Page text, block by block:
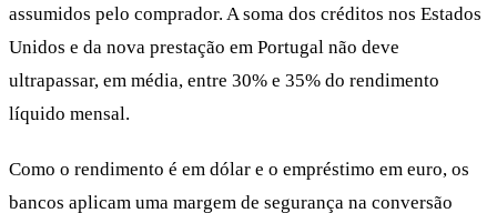
assumidos pelo comprador. A soma dos créditos nos Estados
Unidos e da nova prestação em Portugal não deve
ultrapassar, em média, entre 30% e 35% do rendimento
líquido mensal.
Como o rendimento é em dólar e o empréstimo em euro, os
bancos aplicam uma margem de segurança na conversão